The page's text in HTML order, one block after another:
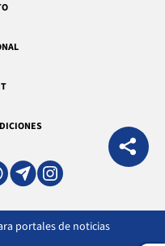
portales de noticias